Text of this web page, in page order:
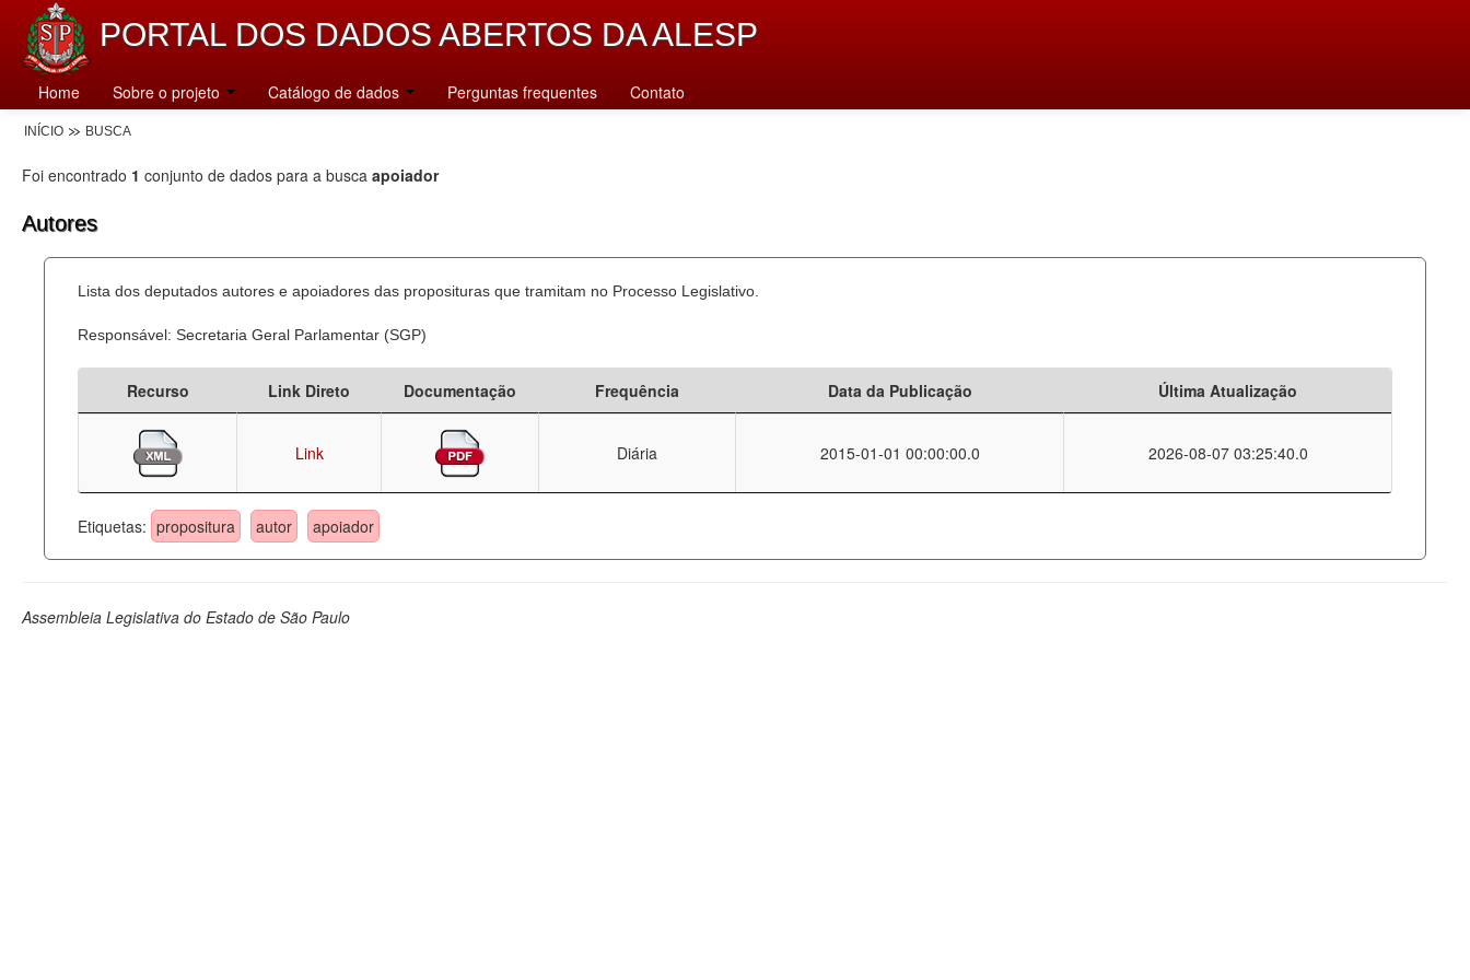
PORTAL DOS DADOS ABERTOS DA ALESP
Home Sobre o projeto Catálogo de dados Perguntas frequentes Contato
INÍCIO BUSCA
Foi encontrado 1 conjunto de dados para a busca apoiador
Autores
Lista dos deputados autores e apoiadores das proposituras que tramitam no Processo Legislativo.
Responsável: Secretaria Geral Parlamentar (SGP)
Recurso Link Direto Documentação Frequência Data da Publicação Última Atualização
Link Diária 2015-01-01 00:00:00.0 2026-08-07 03:25:40.0
Etiquetas: propositura autor apoiador
Assembleia Legislativa do Estado de São Paulo